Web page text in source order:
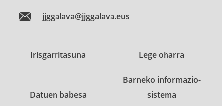
jjggalava@jjggalava.eus
Irisgarritasuna Lege oharra
Datuen babesa
Barneko informazio-
sistema